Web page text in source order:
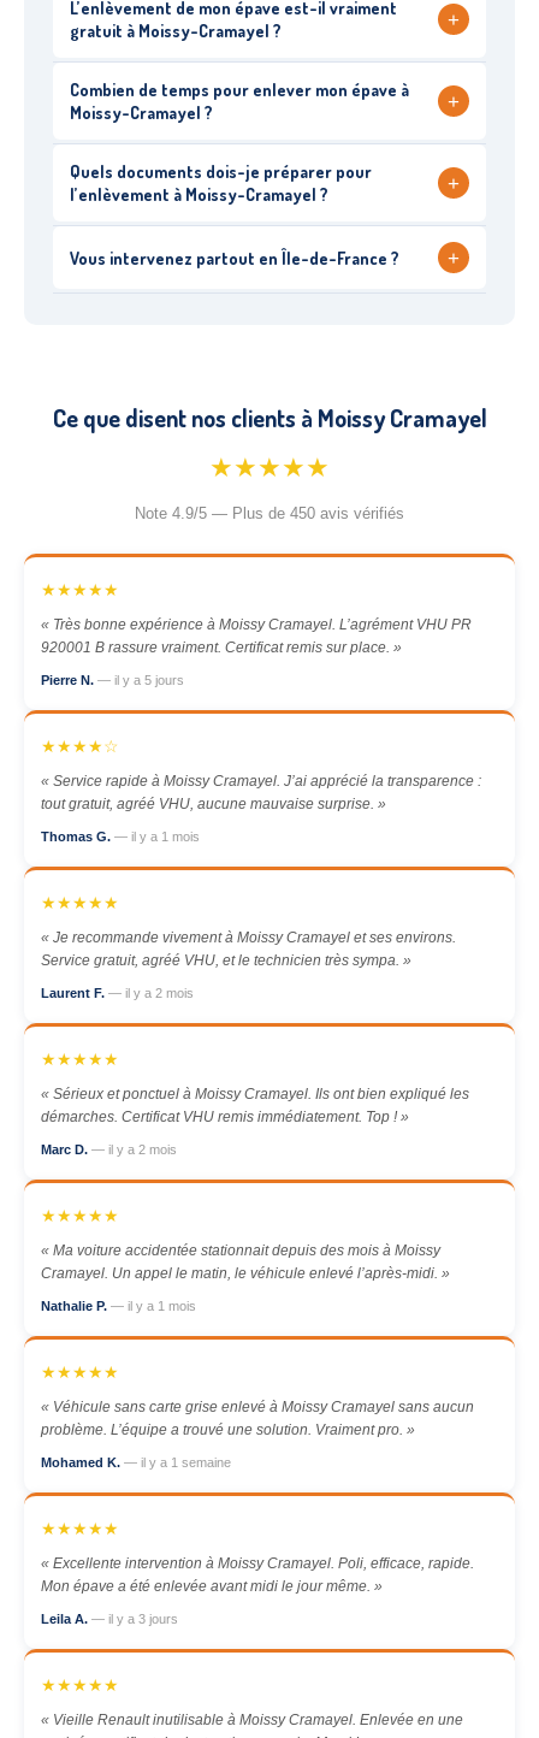
L’enlèvement de mon épave est-il vraiment
gratuit à Moissy-Cramayel ?
+
Combien de temps pour enlever mon épave à
Moissy-Cramayel ?
+
Quels documents dois-je préparer pour
l’enlèvement à Moissy-Cramayel ?
+
Vous intervenez partout en Île-de-France ? +
Ce que disent nos clients à Moissy Cramayel
★★★★★
Note 4.9/5 — Plus de 450 avis vérifiés
★★★★★
« Très bonne expérience à Moissy Cramayel. L’agrément VHU PR
920001 B rassure vraiment. Certificat remis sur place. »
Pierre N. — il y a 5 jours
★★★★☆
« Service rapide à Moissy Cramayel. J’ai apprécié la transparence :
tout gratuit, agréé VHU, aucune mauvaise surprise. »
Thomas G. — il y a 1 mois
★★★★★
« Je recommande vivement à Moissy Cramayel et ses environs.
Service gratuit, agréé VHU, et le technicien très sympa. »
Laurent F. — il y a 2 mois
★★★★★
« Sérieux et ponctuel à Moissy Cramayel. Ils ont bien expliqué les
démarches. Certificat VHU remis immédiatement. Top ! »
Marc D. — il y a 2 mois
★★★★★
« Ma voiture accidentée stationnait depuis des mois à Moissy
Cramayel. Un appel le matin, le véhicule enlevé l’après-midi. »
Nathalie P. — il y a 1 mois
★★★★★
« Véhicule sans carte grise enlevé à Moissy Cramayel sans aucun
problème. L’équipe a trouvé une solution. Vraiment pro. »
Mohamed K. — il y a 1 semaine
★★★★★
« Excellente intervention à Moissy Cramayel. Poli, efficace, rapide.
Mon épave a été enlevée avant midi le jour même. »
Leila A. — il y a 3 jours
★★★★★
« Vieille Renault inutilisable à Moissy Cramayel. Enlevée en une